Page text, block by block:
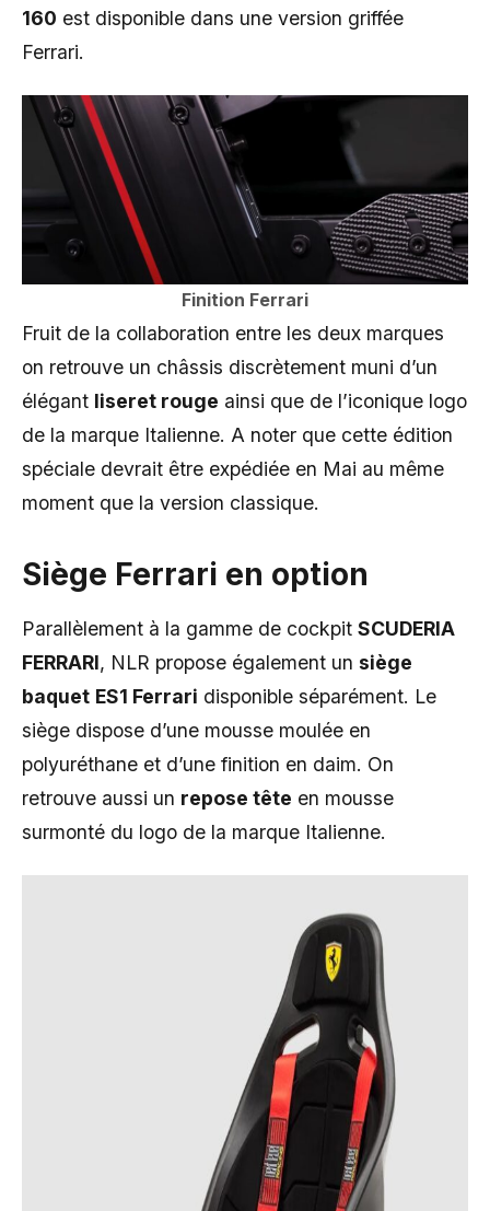
160 est disponible dans une version griffée
Ferrari.
Finition Ferrari
Fruit de la collaboration entre les deux marques
on retrouve un châssis discrètement muni d’un
élégant liseret rouge ainsi que de l’iconique logo
de la marque Italienne. A noter que cette édition
spéciale devrait être expédiée en Mai au même
moment que la version classique.
Siège Ferrari en option
Parallèlement à la gamme de cockpit SCUDERIA
FERRARI, NLR propose également un siège
baquet ES1 Ferrari disponible séparément. Le
siège dispose d’une mousse moulée en
polyuréthane et d’une finition en daim. On
retrouve aussi un repose tête en mousse
surmonté du logo de la marque Italienne.